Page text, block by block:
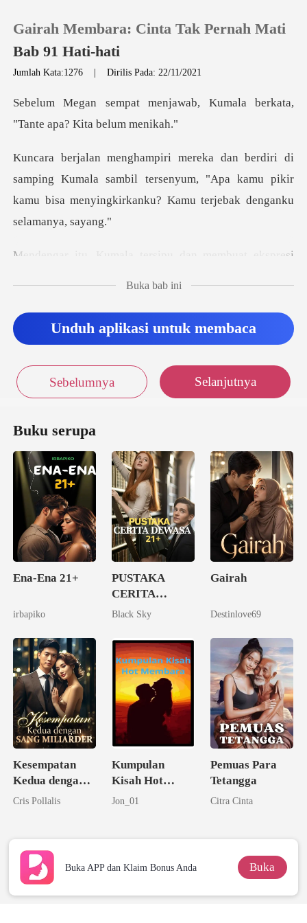
0
Riwayat Membaca
Keluar
Gairah Membara: Cinta Tak Pernah Mati
Bab 91 Hati-hati
Jumlah Kata:1276 |Dirilis Pada: 22/11/2021
wab, Kumala berkata,
"Tant
ng Kumala sambil tersenyum, "Apa kamu pikir
kamu bisa me
an membuat ekspresi
Buka bab ini
Unduh aplikasi untuk membaca
Sebelumnya Selanjutnya
Buku serupa
Ena-Ena 21+
irbapiko
PUSTAKA
CERITA
DEWASA 21+
Black Sky
Gairah
Destinlove69
Kesempatan
Kedua dengan
Sang Miliarder
Cris Pollalis
Kumpulan
Kisah Hot
Membara
Jon_01
Pemuas Para
Tetangga
Citra Cinta
Buka APP dan Klaim Bonus Anda Buka